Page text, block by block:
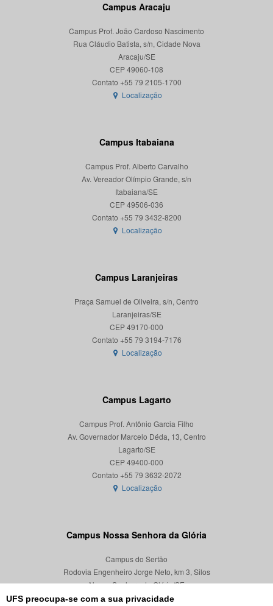
UFS preocupa-se com a sua privacidade
Campus Aracaju
Campus Prof. João Cardoso Nascimento
Rua Cláudio Batista, s/n, Cidade Nova
Aracaju/SE
CEP 49060-108
Localização
Campus Itabaiana
Campus Prof. Alberto Carvalho
Av. Vereador Olímpio Grande, s/n
Itabaiana/SE
CEP 49506-036
Localização
Campus Laranjeiras
Praça Samuel de Oliveira, s/n, Centro
Laranjeiras/SE
CEP 49170-000
Localização
Campus Lagarto
Campus Prof. Antônio Garcia Filho
Av. Governador Marcelo Déda, 13, Centro
Lagarto/SE
CEP 49400-000
Localização
Campus Nossa Senhora da Glória
Campus do Sertão
Rodovia Engenheiro Jorge Neto, km 3, Silos
Nossa Senhora da Glória/SE
CEP 49680-000